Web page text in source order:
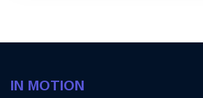
IN MOTION